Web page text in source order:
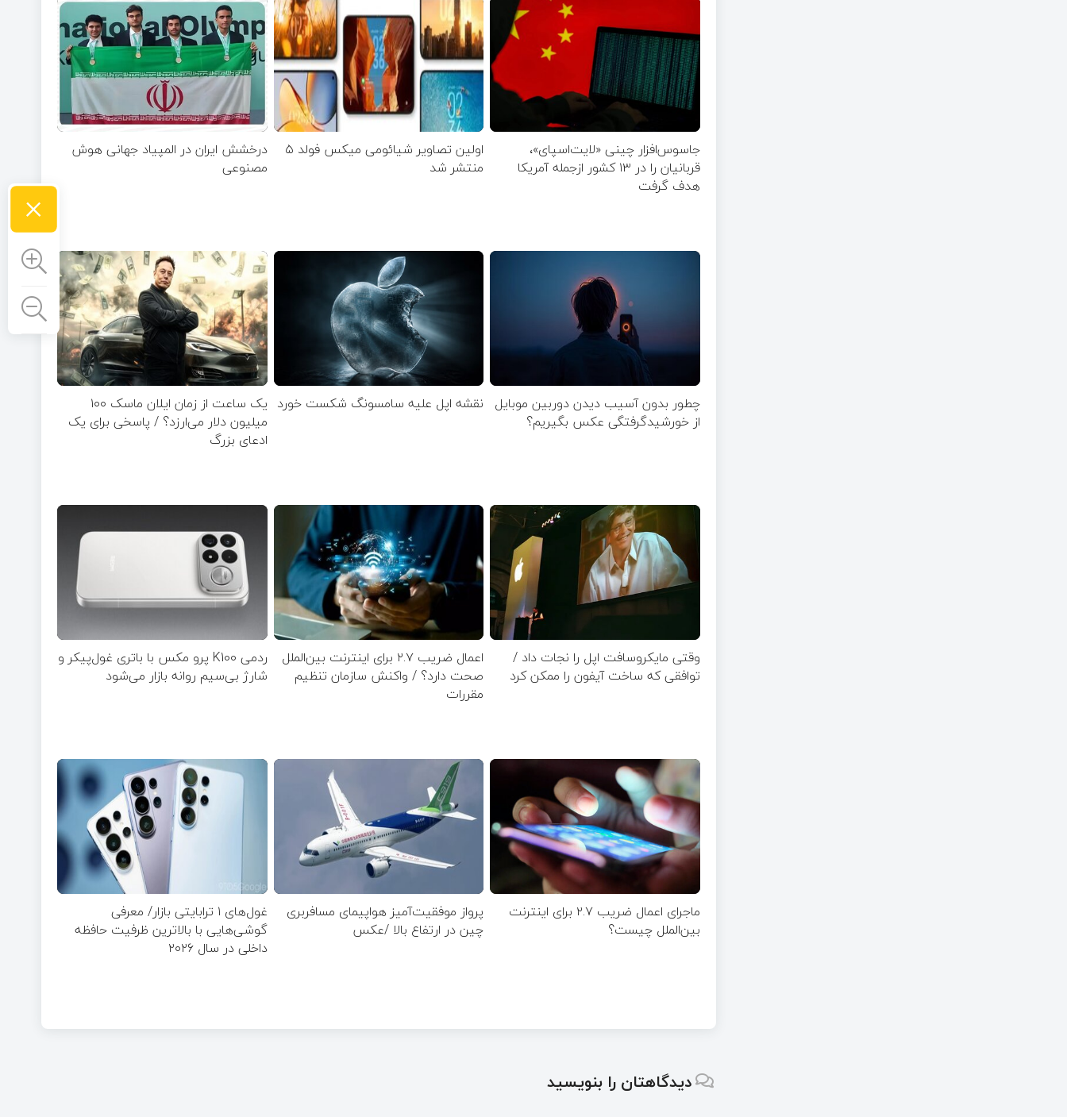
جاسوس‌افزار چینی «لایت‌اسپای»،
قربانیان را در ۱۳ کشور ازجمله آمریکا
هدف گرفت
اولین تصاویر شیائومی میکس فولد ۵
منتشر شد
درخشش ایران در المپیاد جهانی هوش
مصنوعی
چطور بدون آسیب دیدن دوربین موبایل
از خورشیدگرفتگی عکس بگیریم؟
نقشه اپل علیه سامسونگ شکست خورد
یک ساعت از زمان ایلان ماسک ۱۰۰
میلیون دلار می‌ارزد؟ / پاسخی برای یک
ادعای بزرگ
وقتی مایکروسافت اپل را نجات داد /
توافقی که ساخت آیفون را ممکن کرد
اعمال ضریب ۲.۷ برای اینترنت بین‌الملل
صحت دارد؟ / واکنش سازمان تنظیم
مقررات
ردمی K100 پرو مکس با باتری غول‌پیکر و
شارژ بی‌سیم روانه بازار می‌شود
ماجرای اعمال ضریب ۲.۷ برای اینترنت
بین‌الملل چیست؟
پرواز موفقیت‌آمیز هواپیمای مسافربری
چین در ارتفاع بالا /عکس
غول‌های ۱ ترابایتی بازار/ معرفی
گوشی‌هایی با بالاترین ظرفیت حافظه
داخلی در سال ۲۰۲۶
دیدگاهتان را بنویسید
×